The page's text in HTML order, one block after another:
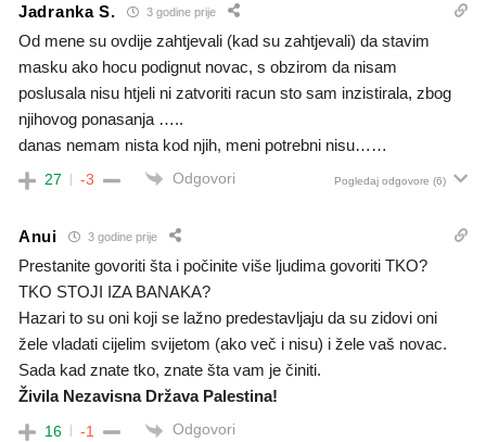
Jadranka S. 3 godine prije
Od mene su ovdije zahtjevali (kad su zahtjevali) da stavim
masku ako hocu podignut novac, s obzirom da nisam
poslusala nisu htjeli ni zatvoriti racun sto sam inzistirala, zbog
njihovog ponasanja …..
danas nemam nista kod njih, meni potrebni nisu……
27 -3 Odgovori Pogledaj odgovore (6)
Anui 3 godine prije
Prestanite govoriti šta i počinite više ljudima govoriti TKO?
TKO STOJI IZA BANAKA?
Hazari to su oni koji se lažno predestavljaju da su zidovi oni
žele vladati cijelim svijetom (ako več i nisu) i žele vaš novac.
Sada kad znate tko, znate šta vam je činiti.
Živila Nezavisna Država Palestina!
16 -1 Odgovori